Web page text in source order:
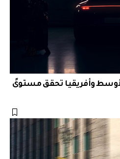
وأفريقيا تحقق مستوىً